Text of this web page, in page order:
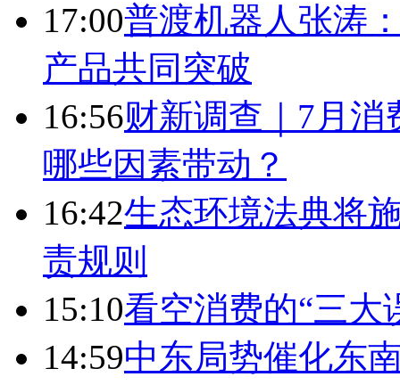
17:00普渡机器人张涛
产品共同突破
16:56财新调查｜7月
哪些因素带动？
16:42生态环境法典将
责规则
15:10看空消费的“三大
14:59中东局势催化东